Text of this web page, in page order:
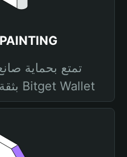
احتفظ بعملات PAINTING
تمتع بحماية
PAINTING بثقة باستخدام Bitget Wallet